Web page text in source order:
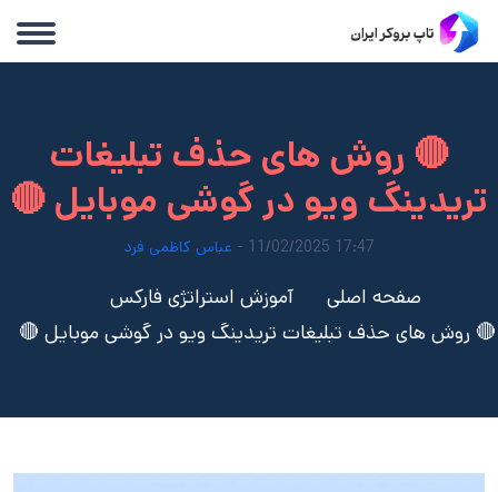
🔴 روش های حذف تبلیغات
تریدینگ ویو در گوشی موبایل 🔴
17:47 11/02/2025 - عباس کاظمی فرد
صفحه اصلی
آموزش استراتژی فارکس
🔴 روش های حذف تبلیغات تریدینگ ویو در گوشی موبایل 🔴